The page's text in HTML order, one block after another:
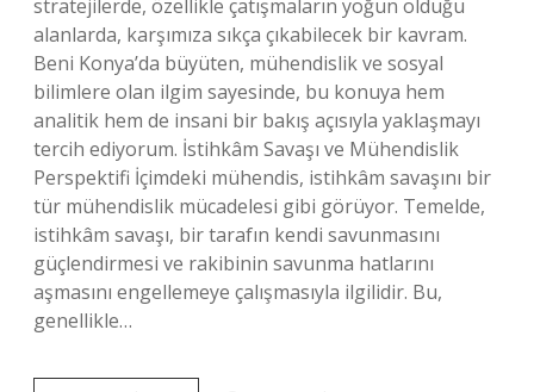
stratejilerde, özellikle çatışmaların yoğun olduğu
alanlarda, karşımıza sıkça çıkabilecek bir kavram.
Beni Konya’da büyüten, mühendislik ve sosyal
bilimlere olan ilgim sayesinde, bu konuya hem
analitik hem de insani bir bakış açısıyla yaklaşmayı
tercih ediyorum. İstihkâm Savaşı ve Mühendislik
Perspektifi İçimdeki mühendis, istihkâm savaşını bir
tür mühendislik mücadelesi gibi görüyor. Temelde,
istihkâm savaşı, bir tarafın kendi savunmasını
güçlendirmesi ve rakibinin savunma hatlarını
aşmasını engellemeye çalışmasıyla ilgilidir. Bu,
genellikle…